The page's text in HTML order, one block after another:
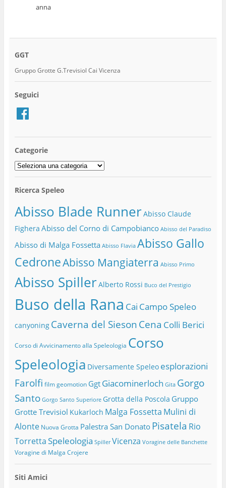
anna
GGT
Gruppo Grotte G.Trevisiol Cai Vicenza
Seguici
Facebook
Categorie
Categorie
Ricerca Speleo
Abisso Blade RunnerAbisso Claude
Fighera Abisso del Corno di Campobianco Abisso del Paradiso
Abisso di Malga Fossetta Abisso Flavia Abisso Gallo
CedroneAbisso Mangiaterra Abisso Primo
Abisso SpillerAlberto Rossi Buco del Prestigio
Buso della Rana Cai Campo Speleo
canyoning Caverna del Sieson Cena Colli Berici
Corso di Avvicinamento alla Speleologia Corso
Speleologia Diversamente Speleo esplorazioni
Farolfi film geomotion Ggt Giacominerloch Gita Gorgo
Santo Gorgo Santo Superiore Grotta della Poscola Gruppo
Grotte Trevisiol Kukarloch Malga Fossetta Mulini di
Alonte Nuova Grotta Palestra San Donato Pisatela Rio
TorrettaSpeleologia Spiller Vicenza Voragine delle Banchette
Voragine di Malga Crojere
Siti Amici